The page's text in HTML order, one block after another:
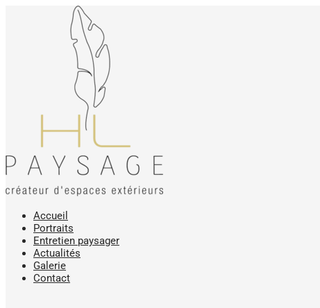
Accueil
Portraits
Entretien paysager
Actualités
Galerie
Contact